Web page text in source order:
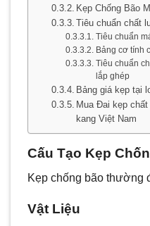
Kẹp Chống Bão
Tiêu chuẩn chất
Tiêu chuẩn
Bảng cơ tính
Tiêu chuẩn
lắp ghép
Bảng giá kẹp tại
Mua Đai kẹp
kang Việt Nam
Cấu Tạo Kẹp
Kẹp chống bão thường
Vật Liệu